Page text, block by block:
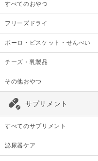
すべてのおやつ
フリーズドライ
ボーロ・ビスケット・せんべい
チーズ・乳製品
その他おやつ
サプリメント
すべてのサプリメント
泌尿器ケア